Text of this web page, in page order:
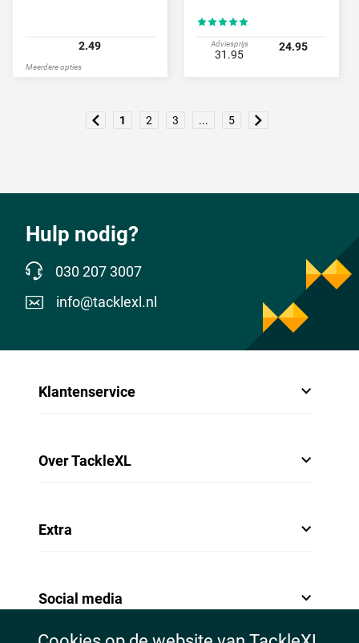
2.49
Meerdere opties
Adviesprijs
31.95
24.95
1 2 3 ... 5
Hulp nodig?
030 207 3007
info@tacklexl.nl
Klantenservice
Over TackleXL
Extra
Social media